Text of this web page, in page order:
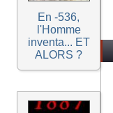
En -536,
l'Homme
inventa... ET
ALORS ?